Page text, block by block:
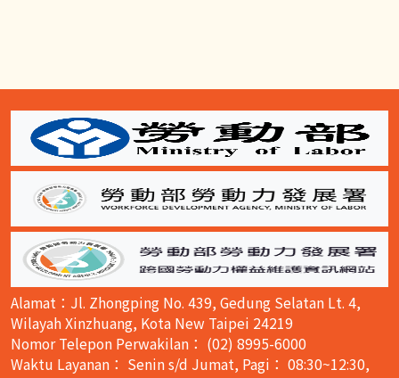
Alamat：Jl. Zhongping No. 439, Gedung Selatan Lt. 4,
Wilayah Xinzhuang, Kota New Taipei 24219
Nomor Telepon Perwakilan： (02) 8995-6000
Waktu Layanan： Senin s/d Jumat, Pagi： 08:30~12:30,